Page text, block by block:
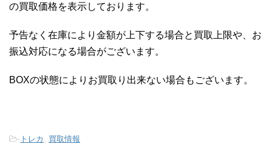
の買取価格を表示しております。
予告なく在庫により金額が上下する場合と買取上限や、お
振込対応になる場合がございます。
BOXの状態によりお買取り出来ない場合もございます。
- トレカ 買取情報